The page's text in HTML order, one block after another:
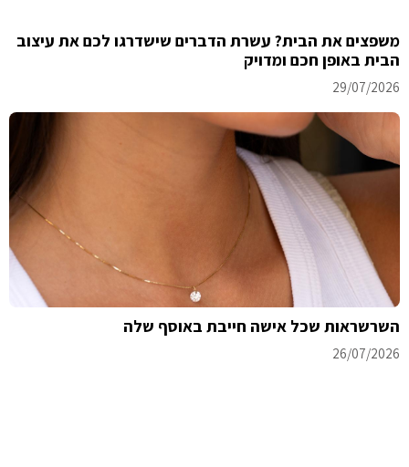
משפצים את הבית? עשרת הדברים שישדרגו לכם את עיצוב
הבית באופן חכם ומדויק
29/07/2026
השרשראות שכל אישה חייבת באוסף שלה
26/07/2026